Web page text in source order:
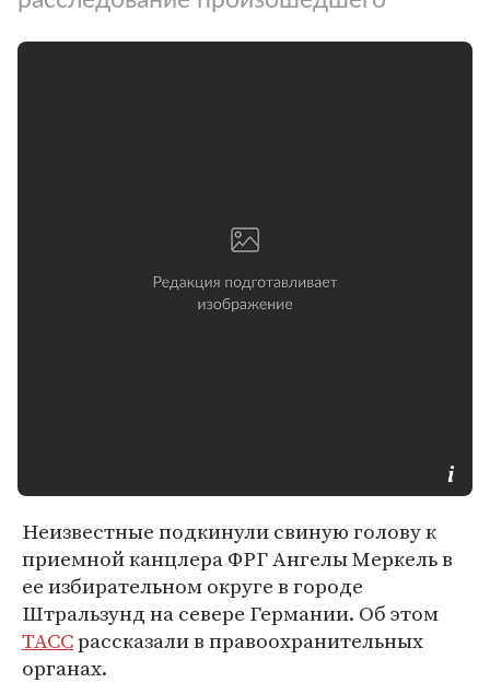
Неизвестные подкинули свиную голову к
приемной канцлера ФРГ Ангелы Меркель в
ее избирательном округе в городе
Штральзунд на севере Германии. Об этом
ТАССрассказали в правоохранительных
органах.